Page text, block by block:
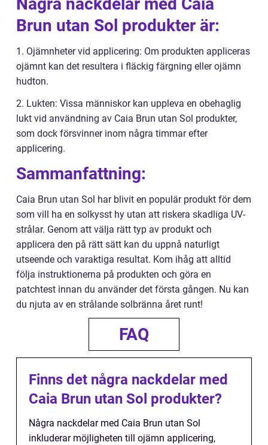
Några nackdelar med Caia
Brun utan Sol produkter är:
1. Ojämnheter vid applicering: Om produkten appliceras
ojämnt kan det resultera i fläckig färgning eller ojämn
hudton.
2. Lukten: Vissa människor kan uppleva en obehaglig
lukt vid användning av Caia Brun utan Sol produkter,
som dock försvinner inom några timmar efter
applicering.
Sammanfattning:
Caia Brun utan Sol har blivit en populär produkt för dem
som vill ha en solkysst hy utan att riskera skadliga UV-
strålar. Genom att välja rätt typ av produkt och
applicera den på rätt sätt kan du uppnå naturligt
utseende och varaktiga resultat. Kom ihåg att alltid
följa instruktionerna på produkten och göra en
patchtest innan du använder det första gången. Nu kan
du njuta av en strålande solbränna året runt!
FAQ
Finns det några nackdelar med
Caia Brun utan Sol produkter?
Några nackdelar med Caia Brun utan Sol
inkluderar möjligheten till ojämn applicering,